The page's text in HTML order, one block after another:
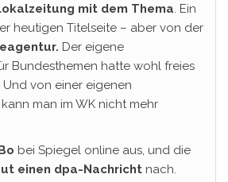
mit dem Thema. Ein
heutigen Titelseite – aber von der
Der eigene
Bundesthemen hatte wohl freies
von einer eigenen
kann man im WK nicht mehr
bei Spiegel online aus, und die
einen dpa-Nachricht nach.